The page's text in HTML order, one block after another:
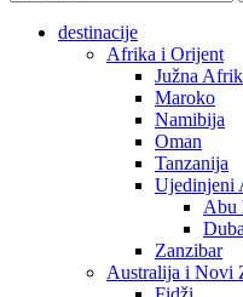
destinacije
Afrika i Orijent
Južna
Maroko
Namibija
Oman
Tanzanija
Ujedinjeni
Abu
Zanzibar
Australija i Novi